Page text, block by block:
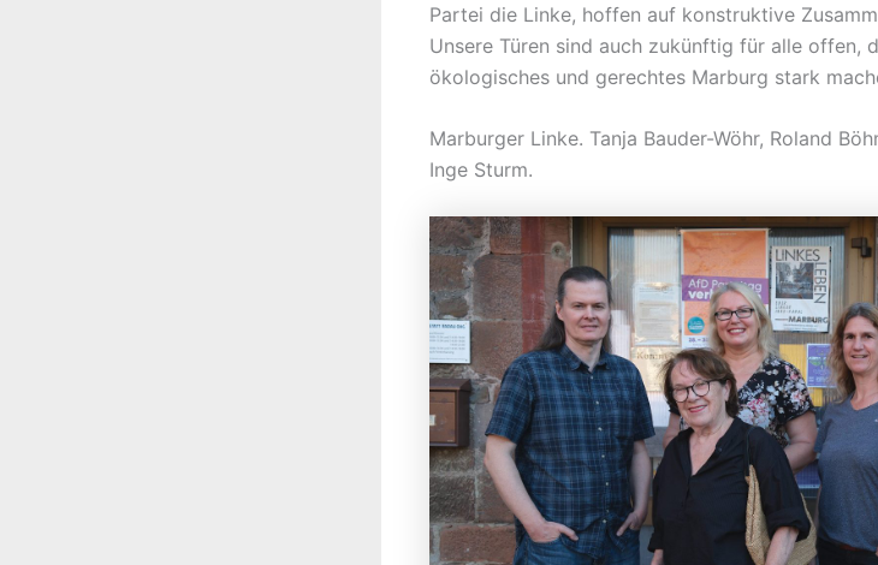
Partei die Linke, hoffen auf konstruktive
Unsere Türen sind auch zukünftig für alle offen,
ökologisches und gerechtes Marburg stark
Marburger Linke. Tanja Bauder-Wöhr, Roland
Inge Sturm.